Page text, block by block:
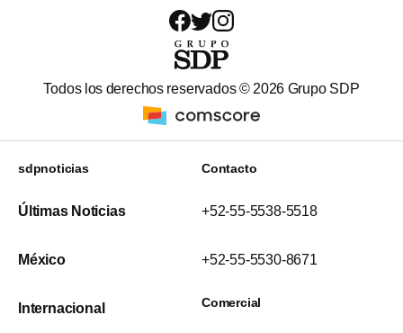
Todos los derechos reservados © 2026 Grupo SDP
sdpnoticias
Últimas Noticias
México
Internacional
Contacto
+52-55-5538-5518
+52-55-5530-8671
Comercial